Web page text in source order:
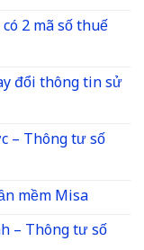
2 mã số thuế
đổi thông tin sử
– Thông tư số
mềm Misa
– Thông tư số